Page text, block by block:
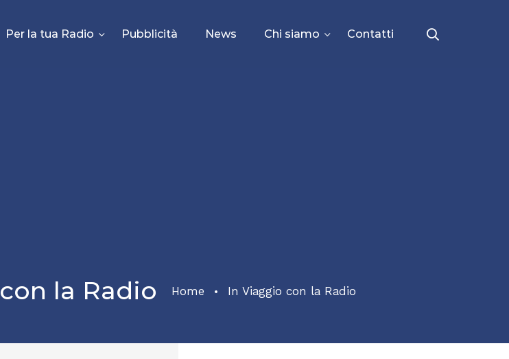
Per la tua Radio Pubblicità News Chi siamo Contatti
la Radio Home In Viaggio con la Radio